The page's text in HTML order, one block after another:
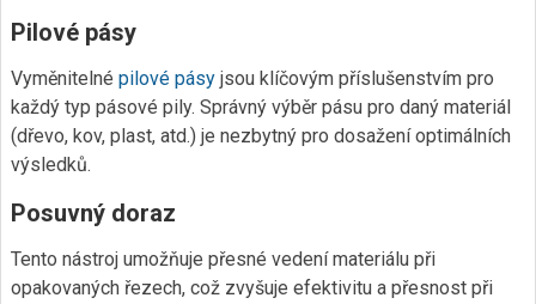
Pilové pásy
Vyměnitelné pilové pásy jsou klíčovým příslušenstvím pro
každý typ pásové pily. Správný výběr pásu pro daný materiál
(dřevo, kov, plast, atd.) je nezbytný pro dosažení optimálních
výsledků.
Posuvný doraz
Tento nástroj umožňuje přesné vedení materiálu při
opakovaných řezech, což zvyšuje efektivitu a přesnost při